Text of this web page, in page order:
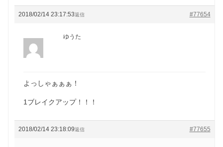
2018/02/14 23:17:53 #77654
返信
ゆうた
よっしゃぁぁぁ！
1ブレイクアップ！！！
2018/02/14 23:18:09 #77655
返信